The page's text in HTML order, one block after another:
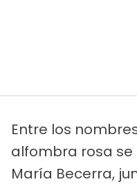
Entre los
alfombra rosa
María Becerra,